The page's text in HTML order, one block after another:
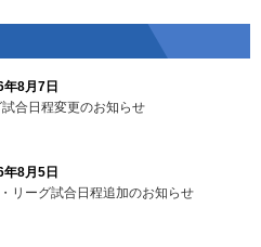
8月7日
合日程変更のお知らせ
8月5日
リーグ試合日程追加のお知らせ